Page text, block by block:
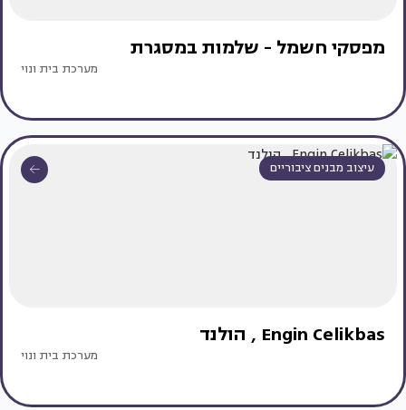
מפסקי חשמל - שלמות במסגרת
מערכת בית ונוי
עיצוב מבנים ציבוריים
Engin Celikbas , הולנד
מערכת בית ונוי